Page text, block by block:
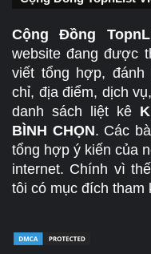
Cộng Đồng
website đang được
viết tổng hợp, đánh
chỉ, địa điểm, dịch
danh sách liệt kê
BÌNH CHỌN. Các
tổng hợp ý kiến của
internet. Chính vì
tôi có mục đích